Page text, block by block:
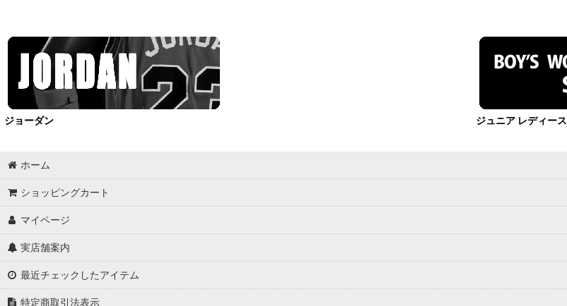
T-Shirts
Jersey
Shorts
Pants
Bag
Ball
Supporter
ジョーダン ジュニア レディース
ホーム
ショッピングカート
マイページ
実店舗案内
最近チェックしたアイテム
特定商取引法表示